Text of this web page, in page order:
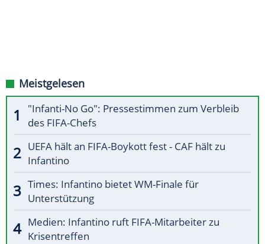
Meistgelesen
"Infanti-No Go": Pressestimmen zum Verbleib
des FIFA-Chefs
UEFA hält an FIFA-Boykott fest - CAF hält zu
Infantino
Times: Infantino bietet WM-Finale für
Unterstützung
Medien: Infantino ruft FIFA-Mitarbeiter zu
Krisentreffen